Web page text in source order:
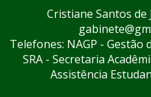
Cristiane Santos
Telefones: NAGP - Gestão
SRA - Secretaria
Assistência